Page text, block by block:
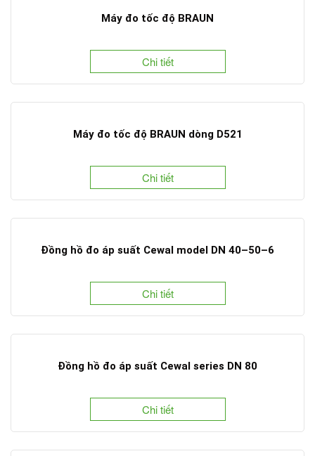
Máy đo tốc độ BRAUN
Chi tiết
Máy đo tốc độ BRAUN dòng D521
Chi tiết
Đồng hồ đo áp suất Cewal model DN 40–50–6
Chi tiết
Đồng hồ đo áp suất Cewal series DN 80
Chi tiết